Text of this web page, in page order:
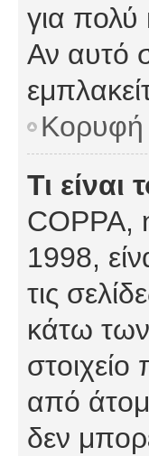
για πολύ
Αν αυτό
Κορυφή
Τι είναι
COPPA,
1998,
τις
κάτω
από
δεν